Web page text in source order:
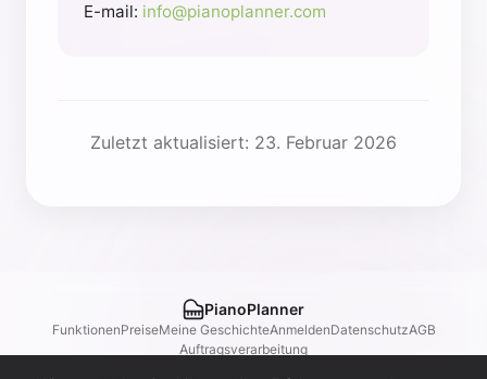
E-mail: info@pianoplanner.com
Zuletzt aktualisiert: 23. Februar 2026
PianoPlanner
FunktionenPreiseMeine GeschichteAnmeldenDatenschutzAGB
Auftragsverarbeitung